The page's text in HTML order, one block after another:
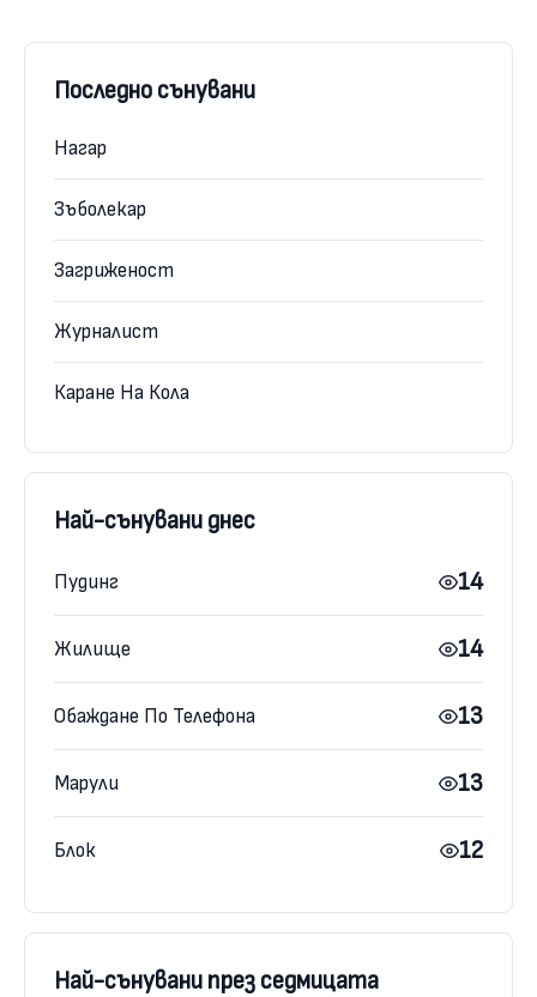
Последно сънувани
Нагар
Зъболекар
Загриженост
Журналист
Каране На Кола
Най-сънувани днес
Пудинг 14
Жилище 14
Обаждане По Телефона 13
Марули 13
Блок 12
Най-сънувани през седмицата